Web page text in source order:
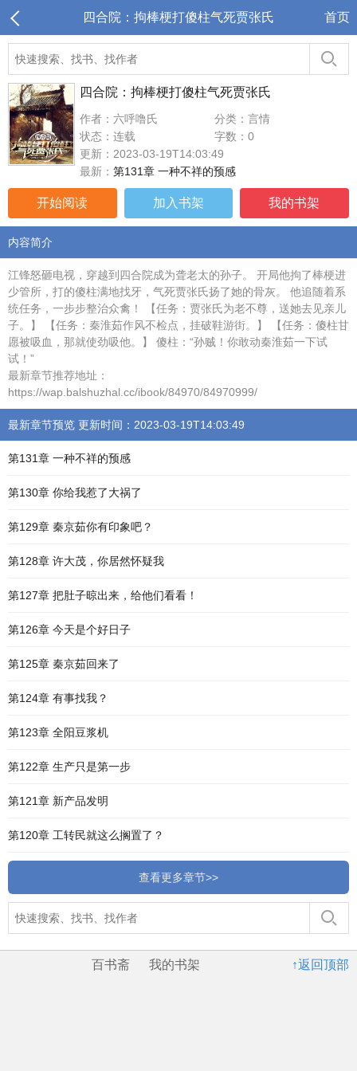
四合院：拘棒梗打傻柱气死贾张氏 首页
四合院：拘棒梗打傻柱气死贾张氏
作者：六呼噜氏
分类：言情
状态：连载
字数：0
更新：2023-03-19T14:03:49
最新： 第131章 一种不祥的预感
开始阅读 加入书架 我的书架
内容简介
江锋怒砸电视，穿越到四合院成为聋老太的孙子。 开局他拘了棒梗进
少管所，打的傻柱满地找牙，气死贾张氏扬了她的骨灰。 他追随着系
统任务，一步步整治众禽！ 【任务：贾张氏为老不尊，送她去见亲儿
子。】 【任务：秦淮茹作风不检点，挂破鞋游街。】 【任务：傻柱甘
愿被吸血，那就使劲吸他。】 傻柱：“孙贼！你敢动秦淮茹一下试
试！”
最新章节推荐地址：
https://wap.balshuzhal.cc/ibook/84970/84970999/
最新章节预览 更新时间：2023-03-19T14:03:49
第131章 一种不祥的预感
第130章 你给我惹了大祸了
第129章 秦京茹你有印象吧？
第128章 许大茂，你居然怀疑我
第127章 把肚子晾出来，给他们看看！
第126章 今天是个好日子
第125章 秦京茹回来了
第124章 有事找我？
第123章 全阳豆浆机
第122章 生产只是第一步
第121章 新产品发明
第120章 工转民就这么搁置了？
查看更多章节>>
↑返回顶部
百书斋 我的书架